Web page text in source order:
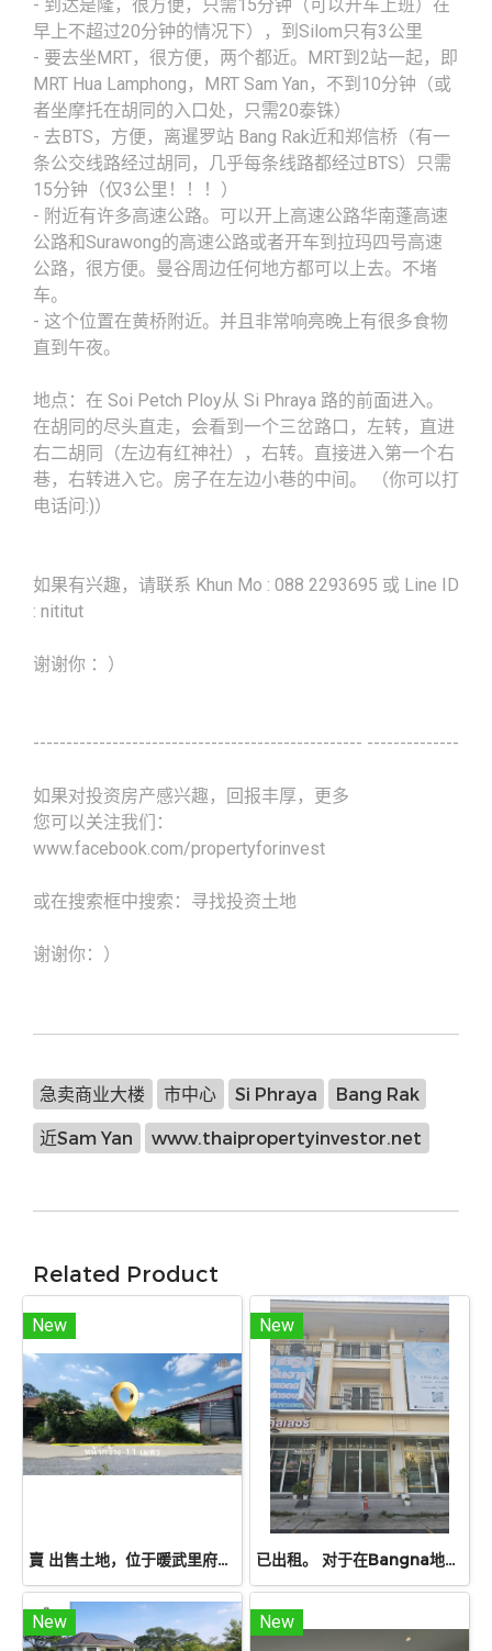
- 到达是隆，很方便，只需15分钟（可以开车上班）在
早上不超过20分钟的情况下），到Silom只有3公里
- 要去坐MRT，很方便，两个都近。MRT到2站一起，即
MRT Hua Lamphong，MRT Sam Yan，不到10分钟（或
者坐摩托在胡同的入口处，只需20泰铢）
- 去BTS，方便，离暹罗站 Bang Rak近和郑信桥（有一
条公交线路经过胡同，几乎每条线路都经过BTS）只需
15分钟（仅3公里！！！）
- 附近有许多高速公路。可以开上高速公路华南蓬高速
公路和Surawong的高速公路或者开车到拉玛四号高速
公路，很方便。曼谷周边任何地方都可以上去。不堵
车。
- 这个位置在黄桥附近。并且非常响亮晚上有很多食物
直到午夜。
地点：在 Soi Petch Ploy从 Si Phraya 路的前面进入。
在胡同的尽头直走，会看到一个三岔路口，左转，直进
右二胡同（左边有红神社），右转。直接进入第一个右
巷，右转进入它。房子在左边小巷的中间。 （你可以打
电话问:)）
如果有兴趣，请联系 Khun Mo : 088 2293695 或 Line ID
: nititut
谢谢你 ：）
-------------------------------------------------- --------------
如果对投资房产感兴趣，回报丰厚，更多
您可以关注我们：
www.facebook.com/propertyforinvest
或在搜索框中搜索：寻找投资土地
谢谢你：）
急卖商业大楼 市中心 Si Phraya Bang Rak
近Sam Yan www.thaipropertyinvestor.net
Related Product
New
賣 出售土地，位于暖武里府邦布阿通县兰坡，50平方哇| 售价低于100万泰铢，适合建房，靠近坎查纳披色路（345号公路）
New
已出租。 对于在Bangna地区寻找商业楼的企业家来说，这是一个绝佳的机会！出租位于邦纳区丽思维尔（Ritz Ville Bangna）ABAC巷的三层商业楼
New New